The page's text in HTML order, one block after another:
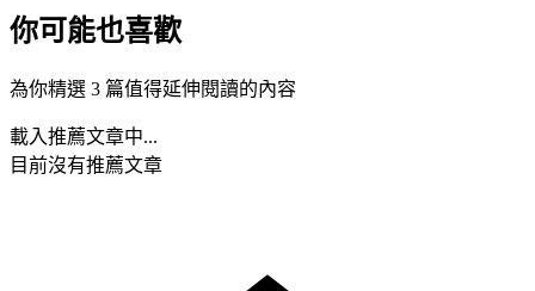
你可能也喜歡
為你精選 3 篇值得延伸閱讀的內容
載入推薦文章中...
目前沒有推薦文章